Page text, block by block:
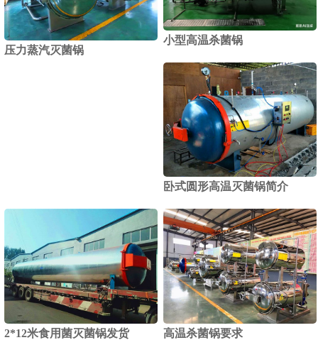
压力蒸汽灭菌锅
小型高温杀菌锅
卧式圆形高温灭菌锅简介
2*12米食用菌灭菌锅发货 高温杀菌锅要求